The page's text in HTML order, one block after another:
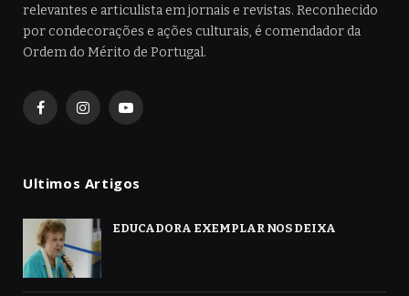
relevantes e articulista em jornais e revistas. Reconhecido
por condecorações e ações culturais, é comendador da
Ordem do Mérito de Portugal.
FacebookInstagramYouTube
Ultimos Artigos
EDUCADORA EXEMPLAR NOS DEIXA